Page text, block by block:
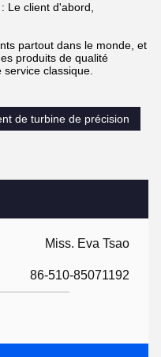
Miss. Eva Tsao
86-510-85071192
Le client d'abord,
partout dans le monde, et
produits de qualité
classique.
de turbine de précision